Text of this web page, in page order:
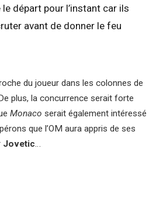
départ pour l’instant car ils
avant de donner le feu
du joueur dans les colonnes de
plus, la concurrence serait forte
Monaco serait également intéressé
que l’OM aura appris de ses
Jovetic…